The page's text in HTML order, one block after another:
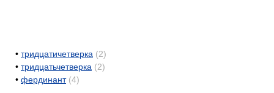
• тридцатичетверка (2)
• тридцатьчетверка (2)
• фердинант (4)